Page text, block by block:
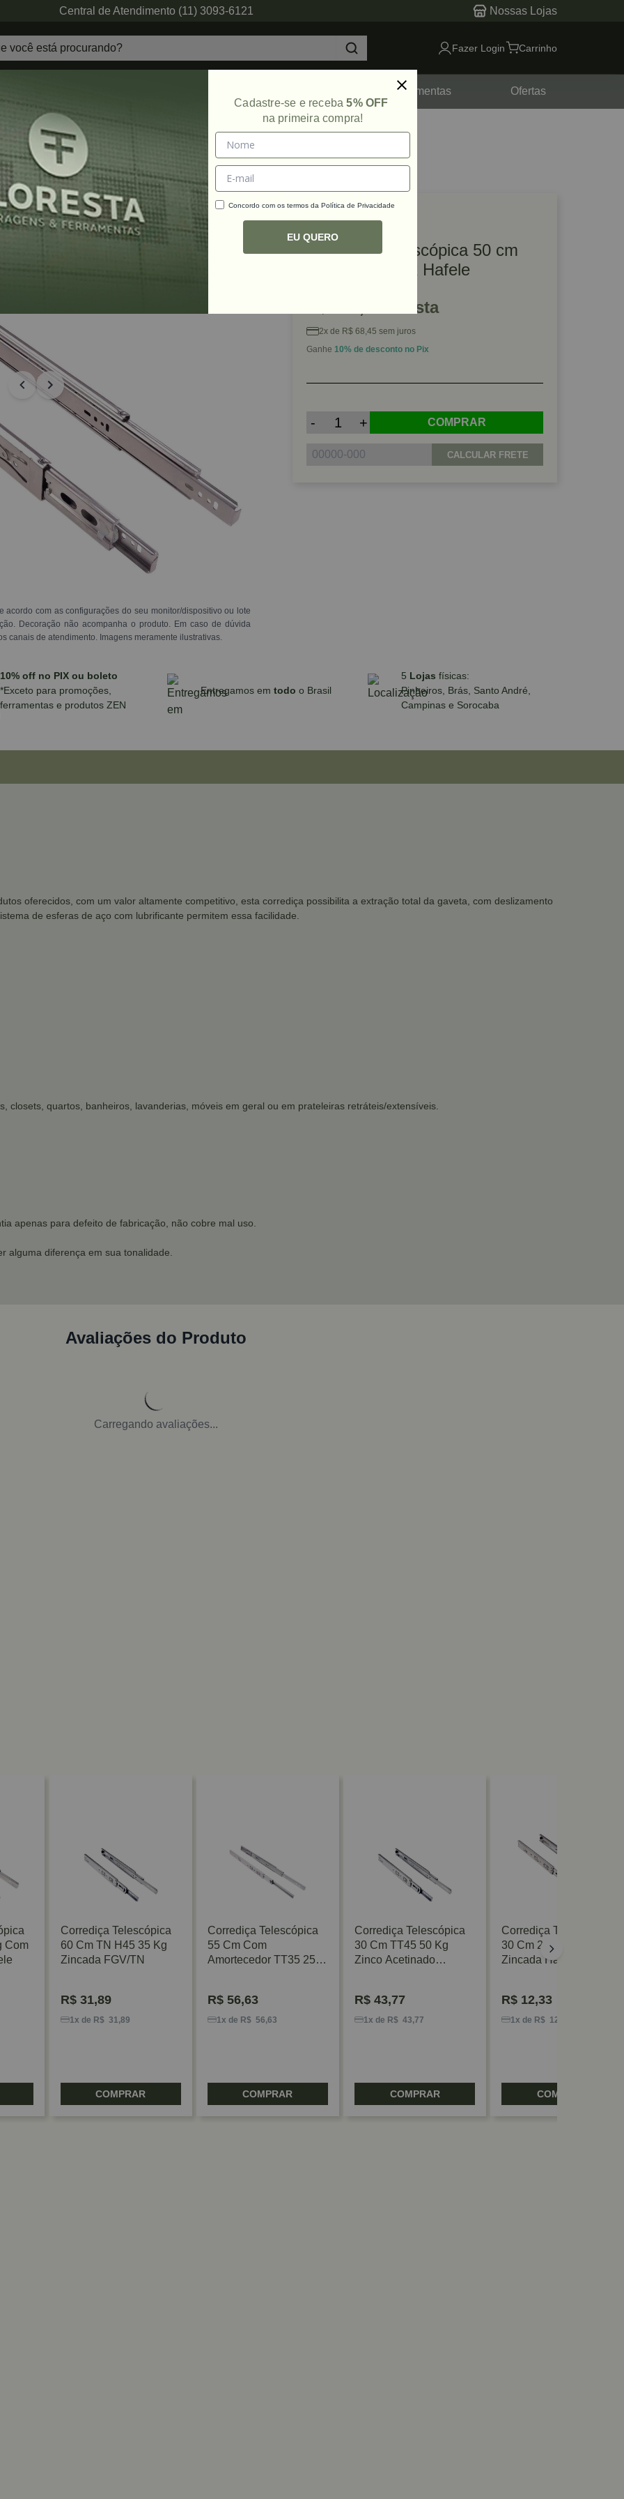
Central de Atendimento (11) 3093-6121 Nossas Lojas
Fazer Login Carrinho
Ferramentas Ofertas
com as configurações do seu monitor/dispositivo ou lote
Decoração não acompanha o produto. Em caso de dúvida
canais de atendimento. Imagens meramente ilustrativas.
Ref: 50977
Corrediça Telescópica 50 cm
H45 25 kg Inox Hafele
R$ 136,90 à vista
2x de R$ 68,45 sem juros
Ganhe 10% de desconto no Pix
- + COMPRAR
CALCULAR FRETE
10% off no PIX ou boleto
*Exceto para promoções,
ferramentas e produtos ZEN
Entregamos em todo o Brasil
5 Lojas físicas:
Pinheiros, Brás, Santo André,
Campinas e Sorocaba
oferecidos, com um valor altamente competitivo, esta corrediça possibilita a extração total da gaveta, com deslizamento
de esferas de aço com lubrificante permitem essa facilidade.
closets, quartos, banheiros, lavanderias, móveis em geral ou em prateleiras retráteis/extensíveis.
apenas para defeito de fabricação, não cobre mal uso.
alguma diferença em sua tonalidade.
Avaliações do Produto
Carregando avaliações...
Com
Corrediça Telescópica
60 Cm TN H45 35 Kg
Zincada FGV/TN
R$31,89
1x de R$ 31,89
COMPRAR
Corrediça Telescópica
55 Cm Com
Amortecedor TT35 25
R$56,63
1x de R$ 56,63
COMPRAR
Corrediça Telescópica
30 Cm TT45 50 Kg
Zinco Acetinado
R$ 43,77
1x de R$ 43,77
COMPRAR
Corrediça Telescópica
30 Cm 20 Kg Light H35
Zincada Hafele
R$ 12,33
1x de R$ 12,33
COMPRAR
Cadastre-se e receba5% OFF
na primeira compra!
Concordo com os termos da Política de Privacidade
EU QUERO